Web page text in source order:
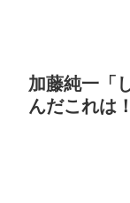
加藤純一「
んだこれは